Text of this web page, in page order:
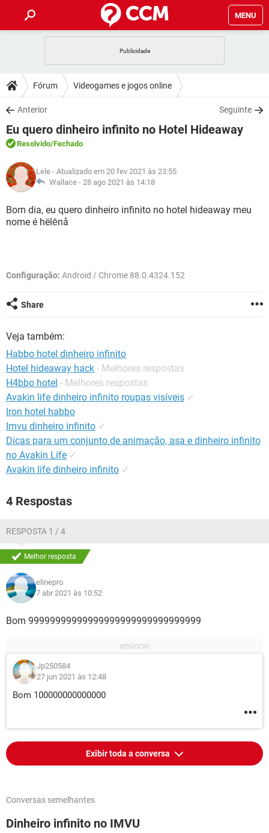
MENU
CELULAR FACEBOOK
OUTLOOK
INSTAGRAM GMAIL
GUIA DE COMPRAS
DICAS
JOGOS WHATSAPP
OUTLOOK
INSTAGRAM
GUIA DE COMPRAS
DOWNLOADS
JOGOS WHATSAPP
CELULAR
OUTLOOK EXCEL
INSTAGRAM
GUIA DE COMPRAS
FÓRUM
JOGOS
CELULAR FACEBOOK
INSTAGRAM
GLOSSÁRIO
JOGOS
CELULAR FACEBOOK
GUIA DE COMPRAS
Fórum Videogames e jogos online
Anterior Seguinte
Eu quero dinheiro infinito no Hotel Hideaway
Resolvido/Fechado
Lele - Atualizado em 20 fev 2021 às 23:55
Wallace - 28 ago 2021 às 14:18
Bom dia, eu quero dinheiro infinito no hotel hideaway meu
nome é hëlēnå
Configuração: Android / Chrome 88.0.4324.152
Share
Veja também:
Habbo hotel dinheiro infinito
Hotel hideaway hack - Melhores respostas
H4bbo hotel - Melhores respostas
Avakin life dinheiro infinito roupas visíveis ✓
Iron hotel habbo
Imvu dinheiro infinito ✓
Dicas para um conjunto de animação, asa e dinheiro infinito
no Avakin Life ✓
Avakin life dinheiro infinito ✓
4 Respostas
RESPOSTA 1 / 4
Melhor resposta
elinepro
7 abr 2021 às 10:52
Bom 99999999999999999999999999999999
Jp250584
27 jun 2021 às 12:48
Bom 100000000000000
Exibir toda a conversa
Conversas semelhantes
Dinheiro infinito no IMVU